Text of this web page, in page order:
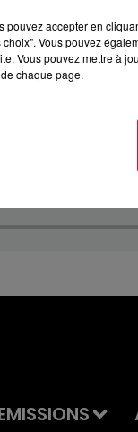
pouvez accepter en
choix". Vous pouvez
Vous pouvez mettre à
chaque page.